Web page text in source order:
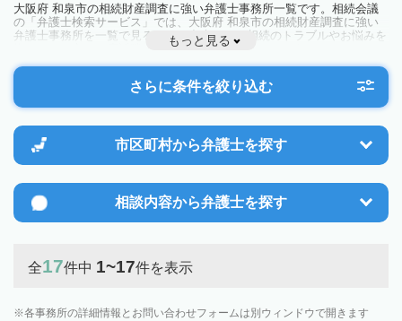
大阪府 和泉市の相続財産調査に強い弁護士事務所一覧です。相続会議
の「弁護士検索サービス」では、大阪府 和泉市の相続財産調査に強い
弁護士事務所を一覧で見ることが出来ます。相続のトラブルやお悩みを
抱えている方は一度近隣の弁護士に相談してみましょう。
もっと見る
さらに条件を絞り込む
市区町村から弁護士を探す
相談内容から弁護士を探す
全17件中 1~17件を表示
各事務所の詳細情報とお問い合わせフォームは別ウィンドウで開きます